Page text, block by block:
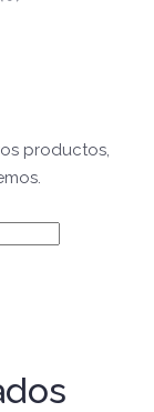
productos,